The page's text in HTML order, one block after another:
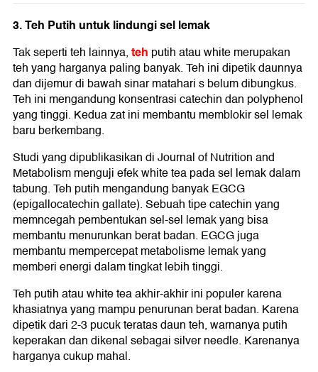
3. Teh Putih untuk lindungi sel lemak
Tak seperti teh lainnya,teh putih atau white merupakan
teh yang harganya paling banyak. Teh ini dipetik daunnya
dan dijemur di bawah sinar matahari s belum dibungkus.
Teh ini mengandung konsentrasi catechin dan polyphenol
yang tinggi. Kedua zat ini membantu memblokir sel lemak
baru berkembang.
Studi yang dipublikasikan di Journal of Nutrition and
Metabolism menguji efek white tea pada sel lemak dalam
tabung. Teh putih mengandung banyak EGCG
(epigallocatechin gallate). Sebuah tipe catechin yang
memncegah pembentukan sel-sel lemak yang bisa
membantu menurunkan berat badan. EGCG juga
membantu mempercepat metabolisme lemak yang
memberi energi dalam tingkat lebih tinggi.
Teh putih atau white tea akhir-akhir ini populer karena
khasiatnya yang mampu penurunan berat badan. Karena
dipetik dari 2-3 pucuk teratas daun teh, warnanya putih
keperakan dan dikenal sebagai silver needle. Karenanya
harganya cukup mahal.